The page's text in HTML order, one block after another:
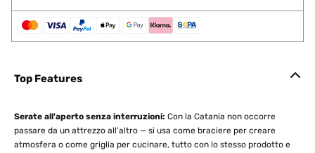
Top Features
Serate all'aperto senza interruzioni: Con la Catania non occorre
passare da un attrezzo all'altro — si usa come braciere per creare
atmosfera o come griglia per cucinare, tutto con lo stesso prodotto e